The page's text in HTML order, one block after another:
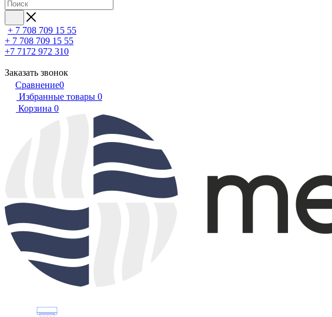
+ 7 708 709 15 55
+ 7 708 709 15 55
+7 7172 972 310
Заказать звонок
Сравнение0
Избранные товары 0
Корзина 0